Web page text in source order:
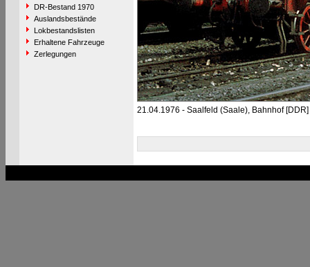
DR-Bestand 1970
Auslandsbestände
Lokbestandslisten
Erhaltene Fahrzeuge
Zerlegungen
21.04.1976 - Saalfeld (Saale), Bahnhof [DDR]